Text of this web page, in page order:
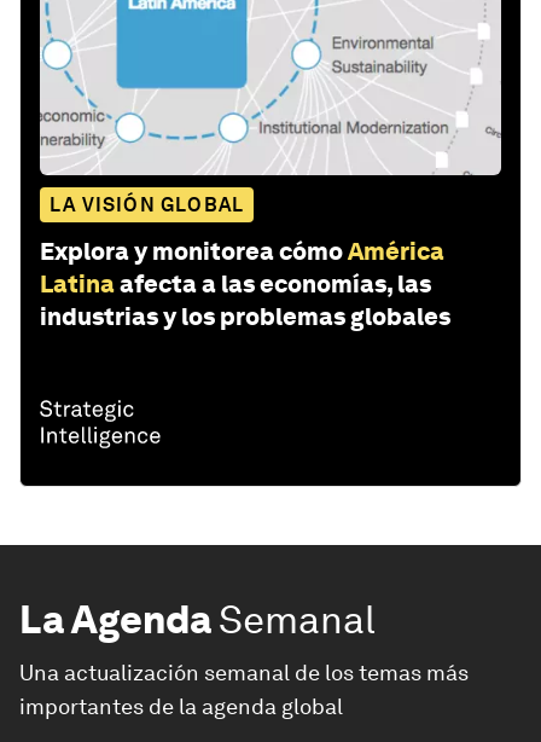
LA VISIÓN GLOBAL
Explora y monitorea cómoAmérica
Latinaafecta a las economías, las
industrias y los problemas globales
La AgendaSemanal
Una actualización semanal de los temas más
importantes de la agenda global